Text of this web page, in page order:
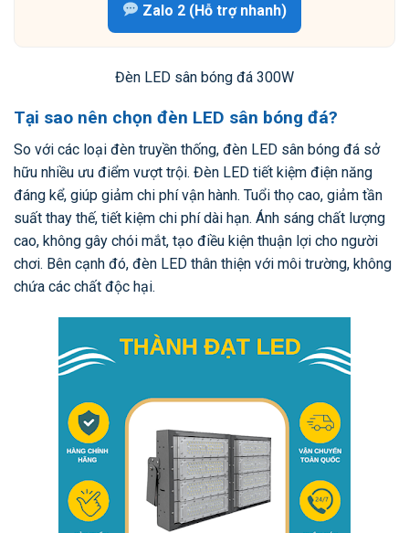
Zalo 2 (Hỗ trợ nhanh)
Đèn LED sân bóng đá 300W
Tại sao nên chọn đèn LED sân bóng đá?
So với các loại đèn truyền thống, đèn LED sân bóng đá sở
hữu nhiều ưu điểm vượt trội. Đèn LED tiết kiệm điện năng
đáng kể, giúp giảm chi phí vận hành. Tuổi thọ cao, giảm tần
suất thay thế, tiết kiệm chi phí dài hạn. Ánh sáng chất lượng
cao, không gây chói mắt, tạo điều kiện thuận lợi cho người
chơi. Bên cạnh đó, đèn LED thân thiện với môi trường, không
chứa các chất độc hại.